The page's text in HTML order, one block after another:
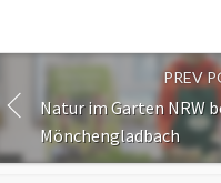
PREV
Natur im Garten NRW
Mönchengladbach